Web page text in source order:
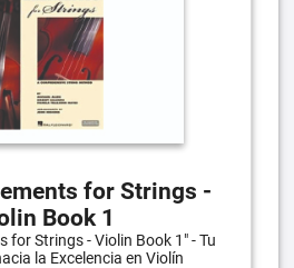
for Strings -
Book 1
for Strings - Violin Book 1" - Tu
la Excelencia en Violín